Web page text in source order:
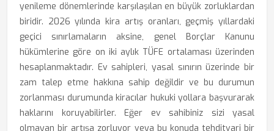
yenileme dönemlerinde karşılaşılan en büyük zorluklardan
biridir. 2026 yılında kira artış oranları, geçmiş yıllardaki
geçici sınırlamaların aksine, genel Borçlar Kanunu
hükümlerine göre on iki aylık TÜFE ortalaması üzerinden
hesaplanmaktadır. Ev sahipleri, yasal sınırın üzerinde bir
zam talep etme hakkına sahip değildir ve bu durumun
zorlanması durumunda kiracılar hukuki yollara başvurarak
haklarını koruyabilirler. Eğer ev sahibiniz sizi yasal
olmayan bir artışa zorluyor veya bu konuda tehditvari bir